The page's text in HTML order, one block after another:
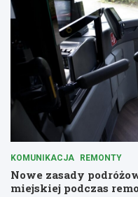
KOMUNIKACJA REMONTY
Nowe zasady
miejskiej podczas